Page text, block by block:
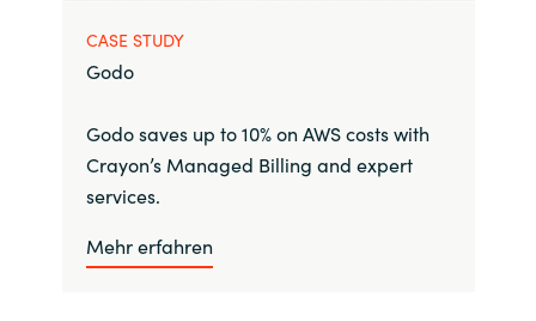
CASE STUDY
Godo
Godo saves up to 10% on AWS costs with
Crayon’s Managed Billing and expert
services.
Mehr erfahren